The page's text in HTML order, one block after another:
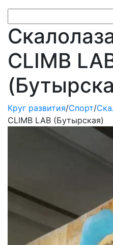
CLIMB
Круг развития/Спорт/
CLIMB LAB (Бутырская)